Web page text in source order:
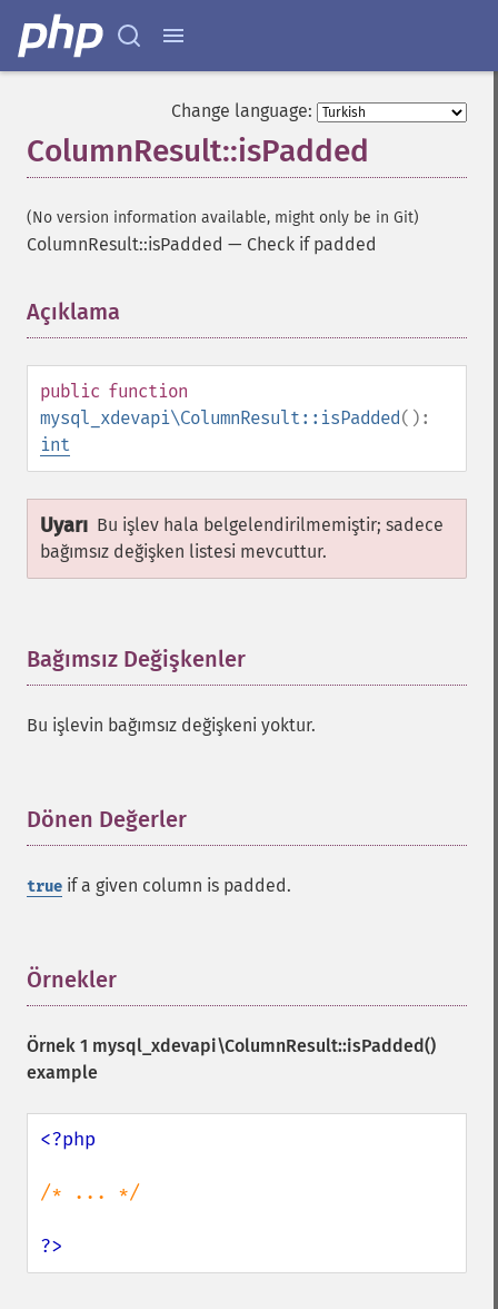
Change language:
ColumnResult::isPadded
(No version information available, might only be in Git)
ColumnResult::isPadded — Check if padded
Açıklama
public function
mysql_xdevapi\ColumnResult::isPadded():
int
Uyarı Bu işlev hala belgelendirilmemiştir; sadece
bağımsız değişken listesi mevcuttur.
Bağımsız Değişkenler
Bu işlevin bağımsız değişkeni yoktur.
Dönen Değerler
true if a given column is padded.
Örnekler
Örnek 1 mysql_xdevapi\ColumnResult::isPadded()
example
<?php
/* ... */
?>